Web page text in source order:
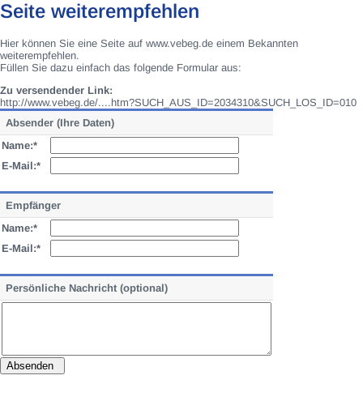
Seite weiterempfehlen
Hier können Sie eine Seite auf www.vebeg.de einem Bekannten
weiterempfehlen.
Füllen Sie dazu einfach das folgende Formular aus:
Zu versendender Link:
http://www.vebeg.de/....htm?SUCH_AUS_ID=2034310&SUCH_LOS_ID=010
Absender (Ihre Daten)
Name:*
E-Mail:*
Empfänger
Name:*
E-Mail:*
Persönliche Nachricht (optional)